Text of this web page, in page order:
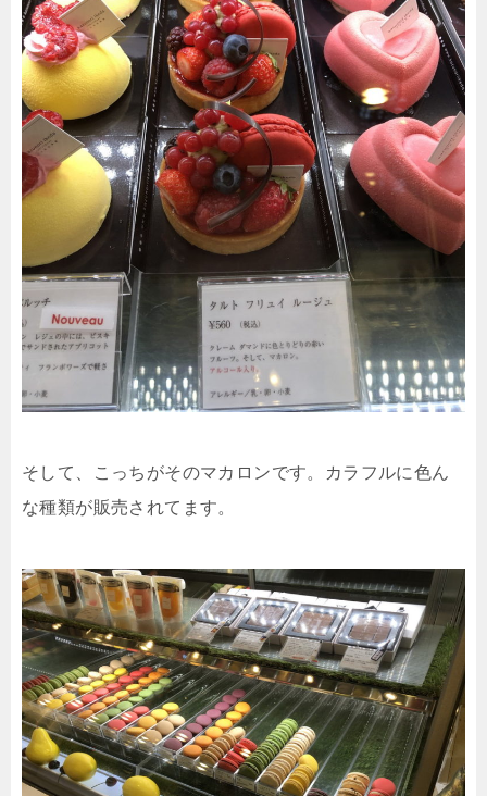
そして、こっちがそのマカロンです。カラフルに色ん
な種類が販売されてます。